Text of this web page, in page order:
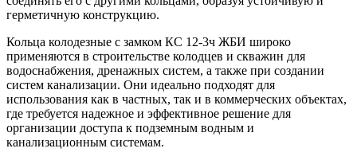
герметичную конструкцию.
Кольца колодезные с замком КС 12-3ч ЖБИ широко
применяются в строительстве колодцев и скважин для
водоснабжения, дренажных систем, а также при создании
систем канализации. Они идеально подходят для
использования как в частных, так и в коммерческих объектах,
где требуется надежное и эффективное решение для
организации доступа к подземным водным и
канализационным системам.